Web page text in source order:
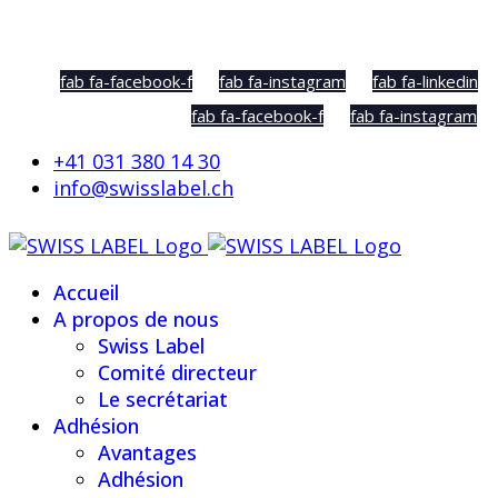
fab fa-facebook-f fab fa-instagram
fab fa-linkedin
fab fa-facebook-f
fab fa-instagram
+41 031 380 14 30
info@swisslabel.ch
Accueil
A propos de nous
Swiss Label
Comité directeur
Le secrétariat
Adhésion
Avantages
Adhésion